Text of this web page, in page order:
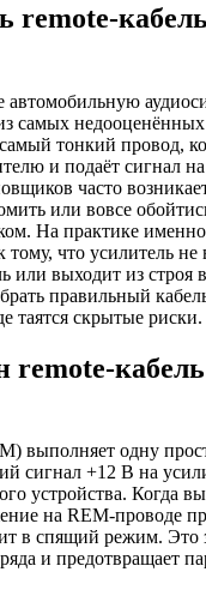
remote-
автомобильную
самых
тонкий провод,
и подаёт сигнал
часто
или вовсе
На практике
тому, что усилитель не
или выходит из строя
правильный
таятся скрытые риски.
remote-
выполняет одну
сигнал +12 В на
устройства. Когда
на REM-проводе
в спящий режим. Это
и предотвращает